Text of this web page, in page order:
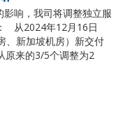
响，我司将调整独立服
从2024年12月16日
、新加坡机房）新交付
原来的3/5个调整为2